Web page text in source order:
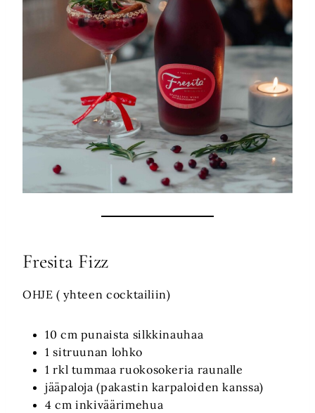
Fresita Fizz
OHJE ( yhteen cocktailiin)
10 cm punaista silkkinauhaa
1 sitruunan lohko
1 rkl tummaa ruokosokeria raunalle
jääpaloja (pakastin karpaloiden kanssa)
4 cm inkiväärimehua